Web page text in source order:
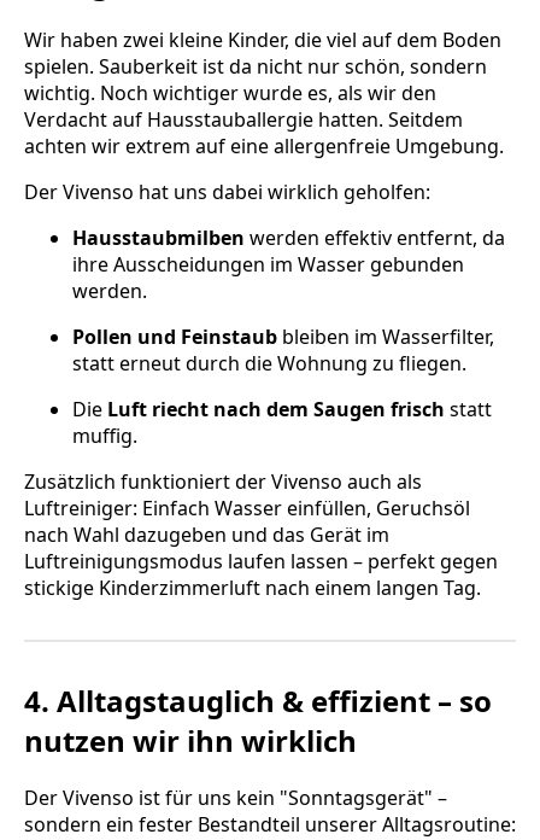
Wir haben zwei kleine Kinder, die viel auf dem Boden
spielen. Sauberkeit ist da nicht nur schön, sondern
wichtig. Noch wichtiger wurde es, als wir den
Verdacht auf Hausstauballergie hatten. Seitdem
achten wir extrem auf eine allergenfreie Umgebung.
Der Vivenso hat uns dabei wirklich geholfen:
Hausstaubmilben werden effektiv entfernt, da
ihre Ausscheidungen im Wasser gebunden
werden.
Pollen und Feinstaub bleiben im Wasserfilter,
statt erneut durch die Wohnung zu fliegen.
Die Luft riecht nach dem Saugen frisch statt
muffig.
Zusätzlich funktioniert der Vivenso auch als
Luftreiniger: Einfach Wasser einfüllen, Geruchsöl
nach Wahl dazugeben und das Gerät im
Luftreinigungsmodus laufen lassen – perfekt gegen
stickige Kinderzimmerluft nach einem langen Tag.
4. Alltagstauglich & effizient – so
nutzen wir ihn wirklich
Der Vivenso ist für uns kein "Sonntagsgerät" –
sondern ein fester Bestandteil unserer Alltagsroutine: